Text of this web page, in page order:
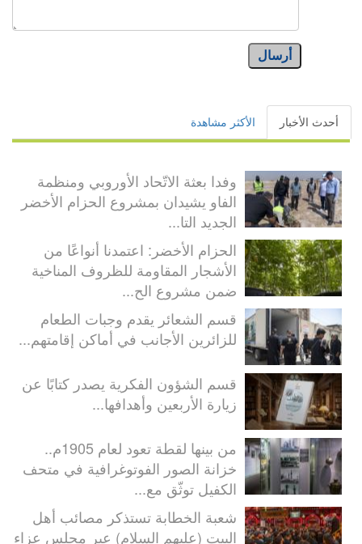
أرسال
أحدث الأخبار الأكثر مشاهدة
وفدا بعثة الاتّحاد الأوروبي ومنظمة
الفاو يشيدان بمشروع الحزام الأخضر
الجديد التا...
الحزام الأخضر: اعتمدنا أنواعًا من
الأشجار المقاومة للظروف المناخية
ضمن مشروع الح...
قسم الشعائر يقدم وجبات الطعام
للزائرين الأجانب في أماكن إقامتهم...
قسم الشؤون الفكرية يصدر كتابًا عن
زيارة الأربعين وأهدافها...
من بينها لقطة تعود لعام 1905م..
خزانة الصور الفوتوغرافية في متحف
الكفيل توثّق مع...
شعبة الخطابة تستذكر مصائب أهل
البيت (عليهم السلام) عبر مجلس عزاء